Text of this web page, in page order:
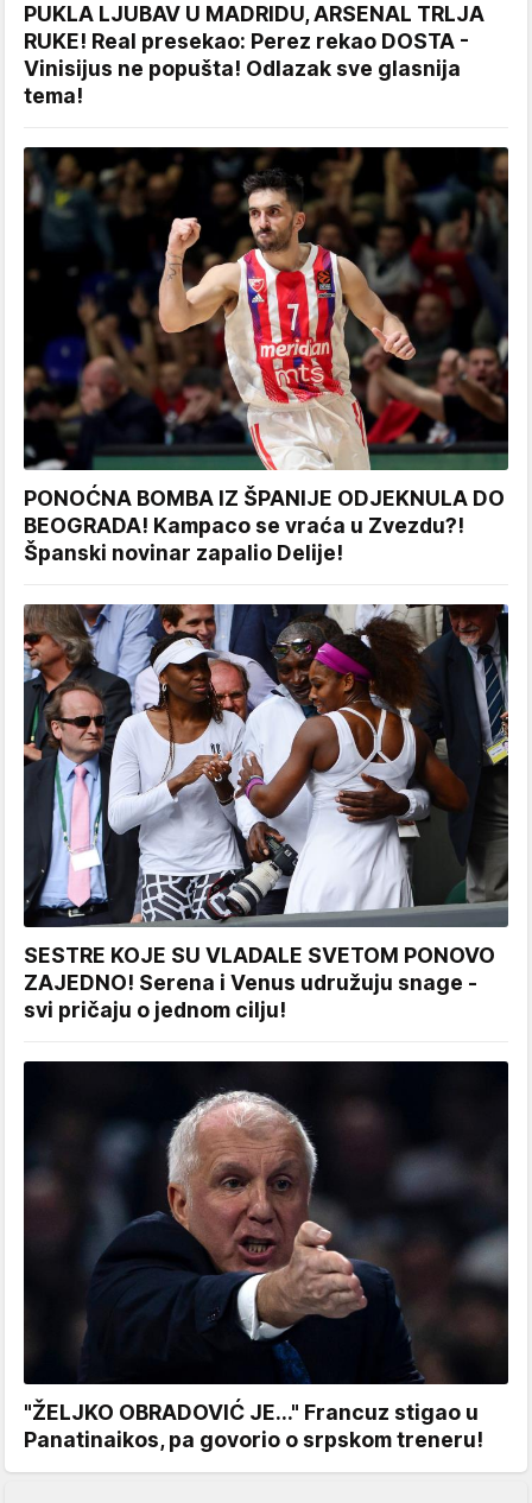
PUKLA LJUBAV U MADRIDU, ARSENAL TRLJA
RUKE! Real presekao: Perez rekao DOSTA -
Vinisijus ne popušta! Odlazak sve glasnija
tema!
PONOĆNA BOMBA IZ ŠPANIJE ODJEKNULA DO
BEOGRADA! Kampaco se vraća u Zvezdu?!
Španski novinar zapalio Delije!
SESTRE KOJE SU VLADALE SVETOM PONOVO
ZAJEDNO! Serena i Venus udružuju snage -
svi pričaju o jednom cilju!
"ŽELJKO OBRADOVIĆ JE..." Francuz stigao u
Panatinaikos, pa govorio o srpskom treneru!